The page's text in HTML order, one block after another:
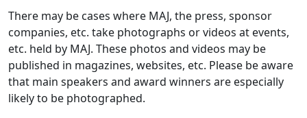
There may be cases where MAJ, the press, sponsor
companies, etc. take photographs or videos at events,
etc. held by MAJ. These photos and videos may be
published in magazines, websites, etc. Please be aware
that main speakers and award winners are especially
likely to be photographed.